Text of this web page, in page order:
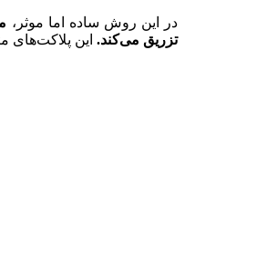
در این روش ساده اما موثر،
تزریق می‌کند. این